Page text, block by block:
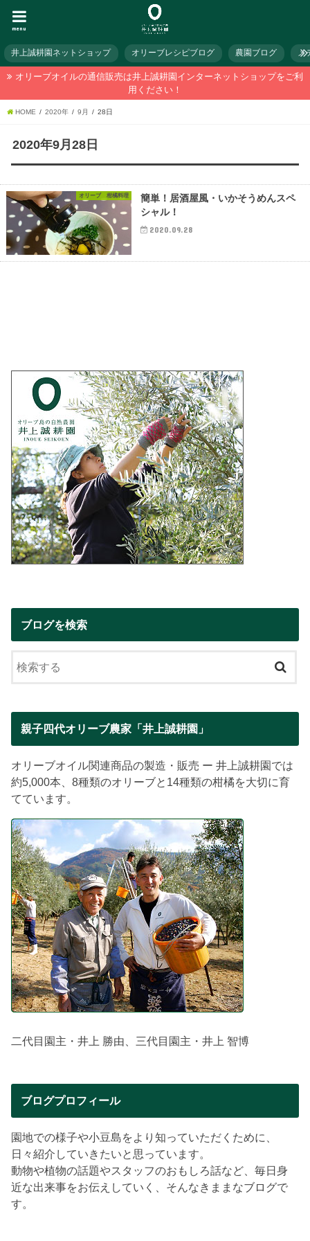
menu
井上誠耕園ネットショップ オリーブレシピブログ 農園ブログ メ
オリーブオイルの通信販売は井上誠耕園インターネットショップをご利
用ください！
HOME 2020年 9月 28日
2020年9月28日
オリーブ 柑橘料理
簡単！居酒屋風・いかそうめんスペ
シャル！
2020.09.28
ブログを検索
親子四代オリーブ農家「井上誠耕園」
オリーブオイル関連商品の製造・販売 ー 井上誠耕園では
約5,000本、8種類のオリーブと14種類の柑橘を大切に育
てています。
二代目園主・井上 勝由、三代目園主・井上 智博
ブログプロフィール
園地での様子や小豆島をより知っていただくために、
日々紹介していきたいと思っています。
動物や植物の話題やスタッフのおもしろ話など、毎日身
近な出来事をお伝えしていく、そんなきままなブログで
す。